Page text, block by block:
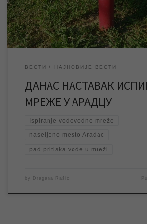
непосредно испирање водоводне мреже,
притиска […]
ВЕСТИ НАЈНОВИЈЕ ВЕСТИ
ДАНАС НАСТАВАК
МРЕЖЕ У АРАДЦУ
Ispiranje vodovodne mreže
naseljeno mesto Aradac
pad pritiska vode u mreži
by Dragana Rašić